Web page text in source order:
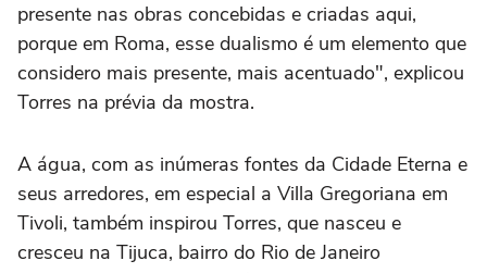
presente nas obras concebidas e criadas aqui,
porque em Roma, esse dualismo é um elemento que
considero mais presente, mais acentuado", explicou
Torres na prévia da mostra.
A água, com as inúmeras fontes da Cidade Eterna e
seus arredores, em especial a Villa Gregoriana em
Tivoli, também inspirou Torres, que nasceu e
cresceu na Tijuca, bairro do Rio de Janeiro